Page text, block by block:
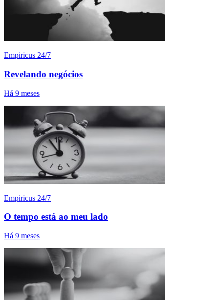
Empiricus 24/7
Revelando negócios
Há 9 meses
Empiricus 24/7
O tempo está ao meu lado
Há 9 meses